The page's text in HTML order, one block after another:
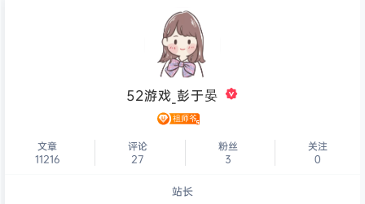
52游戏_彭于晏
文章
11216
评论
27
粉丝
3
关注
0
站长